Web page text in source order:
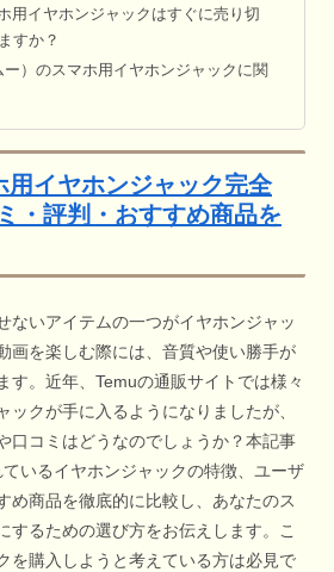
用イヤホンジャックはすぐに売り切
すか？
ー）のスマホ用イヤホンジャックに関
用イヤホンジャック完全
・評判・おすすめ商品を
ないアイテムの一つがイヤホンジャッ
画を楽しむ際には、音質や使い勝手が
す。近年、Temuの通販サイトでは様々
ックが手に入るようになりましたが、
口コミはどうなのでしょうか？本記事
いるイヤホンジャックの特徴、ユーザ
め商品を徹底的に比較し、あなたのス
するための選び方をお伝えします。こ
を購入しようと考えている方は必見で